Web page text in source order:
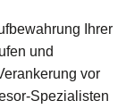
Ihrer
und
vor
Spezialisten